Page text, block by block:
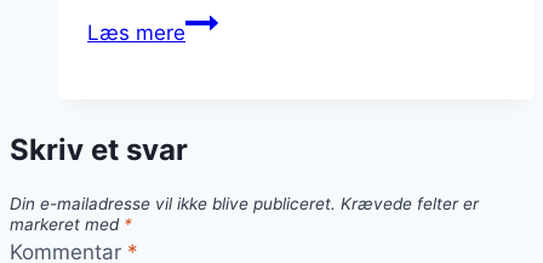
Læs merePulled
lækker
på
Skriv et svar
Din e-mailadresse vil ikke blive publiceret. Krævede felter er
markeret med *
Kommentar *